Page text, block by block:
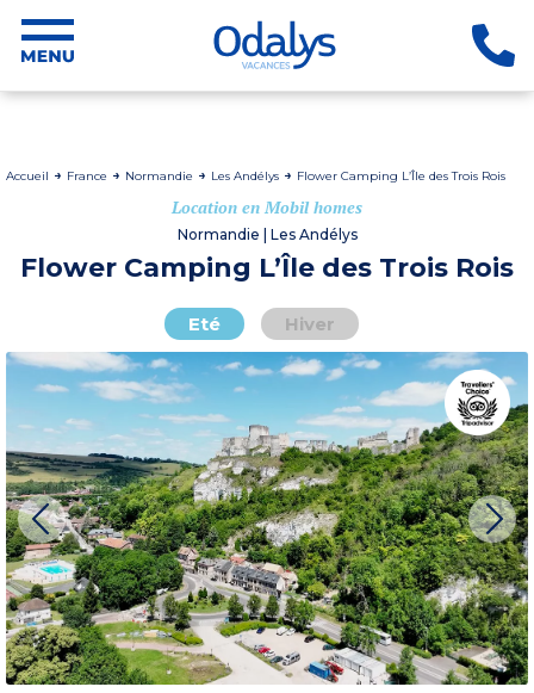
Accueil France Normandie Les Andélys Flower Camping L’Île des Trois Rois
Location en Mobil homes
Normandie | Les Andélys
Flower Camping L’Île des Trois Rois
Eté Hiver